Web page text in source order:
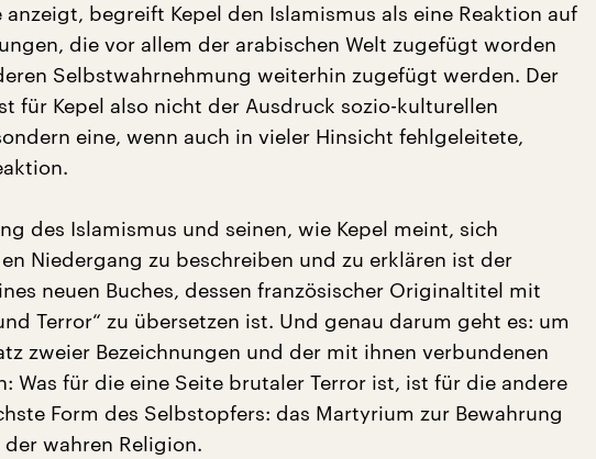
anzeigt, begreift Kepel den Islamismus als eine Reaktion auf
die vor allem der arabischen Welt zugefügt worden
Selbstwahrnehmung weiterhin zugefügt werden. Der
für Kepel also nicht der Ausdruck sozio-kulturellen
eine, wenn auch in vieler Hinsicht fehlgeleitete,
des Islamismus und seinen, wie Kepel meint, sich
Niedergang zu beschreiben und zu erklären ist der
neuen Buches, dessen französischer Originaltitel mit
Terror“ zu übersetzen ist. Und genau darum geht es: um
zweier Bezeichnungen und der mit ihnen verbundenen
Was für die eine Seite brutaler Terror ist, ist für die andere
Form des Selbstopfers: das Martyrium zur Bewahrung
wahren Religion.